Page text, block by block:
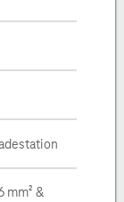
mm² &